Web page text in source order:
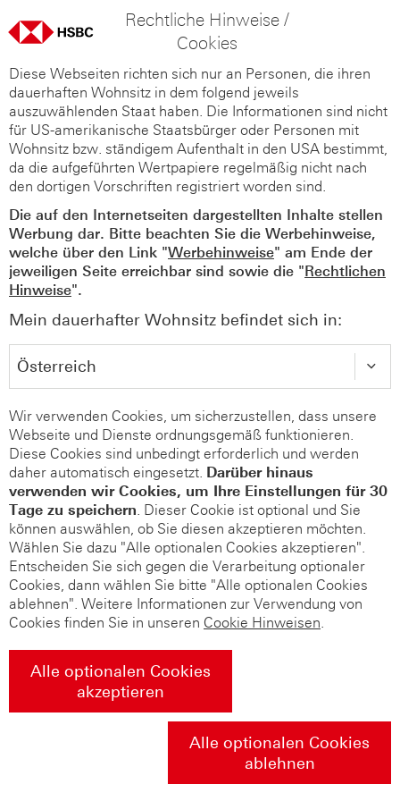
Rechtliche Hinweise /
Cookies
Diese Webseiten richten sich nur an Personen, die ihren
dauerhaften Wohnsitz in dem folgend jeweils
auszuwählenden Staat haben. Die Informationen sind nicht
für US-amerikanische Staatsbürger oder Personen mit
Wohnsitz bzw. ständigem Aufenthalt in den USA bestimmt,
da die aufgeführten Wertpapiere regelmäßig nicht nach
den dortigen Vorschriften registriert worden sind.
Die auf den Internetseiten dargestellten Inhalte stellen
Werbung dar. Bitte beachten Sie die Werbehinweise,
welche über den Link "Werbehinweise" am Ende der
jeweiligen Seite erreichbar sind sowie die "Rechtlichen
Hinweise".
Mein dauerhafter Wohnsitz befindet sich in:
Wir verwenden Cookies, um sicherzustellen, dass unsere
Webseite und Dienste ordnungsgemäß funktionieren.
Diese Cookies sind unbedingt erforderlich und werden
daher automatisch eingesetzt. Darüber hinaus
verwenden wir Cookies, um Ihre Einstellungen für 30
Tage zu speichern. Dieser Cookie ist optional und Sie
können auswählen, ob Sie diesen akzeptieren möchten.
Wählen Sie dazu "Alle optionalen Cookies akzeptieren".
Entscheiden Sie sich gegen die Verarbeitung optionaler
Cookies, dann wählen Sie bitte "Alle optionalen Cookies
ablehnen". Weitere Informationen zur Verwendung von
Cookies finden Sie in unseren Cookie Hinweisen.
Alle optionalen Cookies
akzeptieren
Alle optionalen Cookies
ablehnen